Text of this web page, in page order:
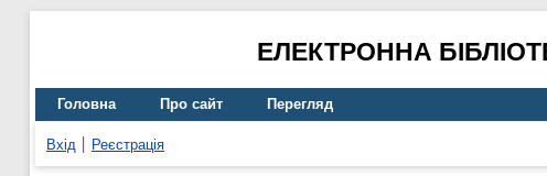
ЕЛЕКТРОННА
Головна Про сайт Перегляд
Вхід Реєстрація